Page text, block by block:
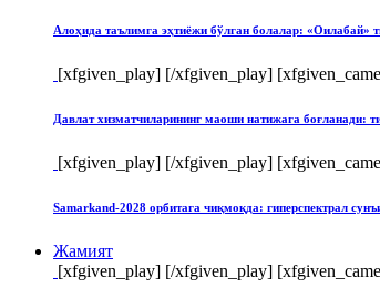
Алоҳида таълимга эҳтиёжи бўлган болалар: «Оилабай»
[xfgiven_play] [/xfgiven_play]
Давлат хизматчиларининг маоши натижага боғланади:
[xfgiven_play] [/xfgiven_play]
Samarkand-2028 орбитага чиқмоқда: гиперспектрал
Жамият
[xfgiven_play] [/xfgiven_play]